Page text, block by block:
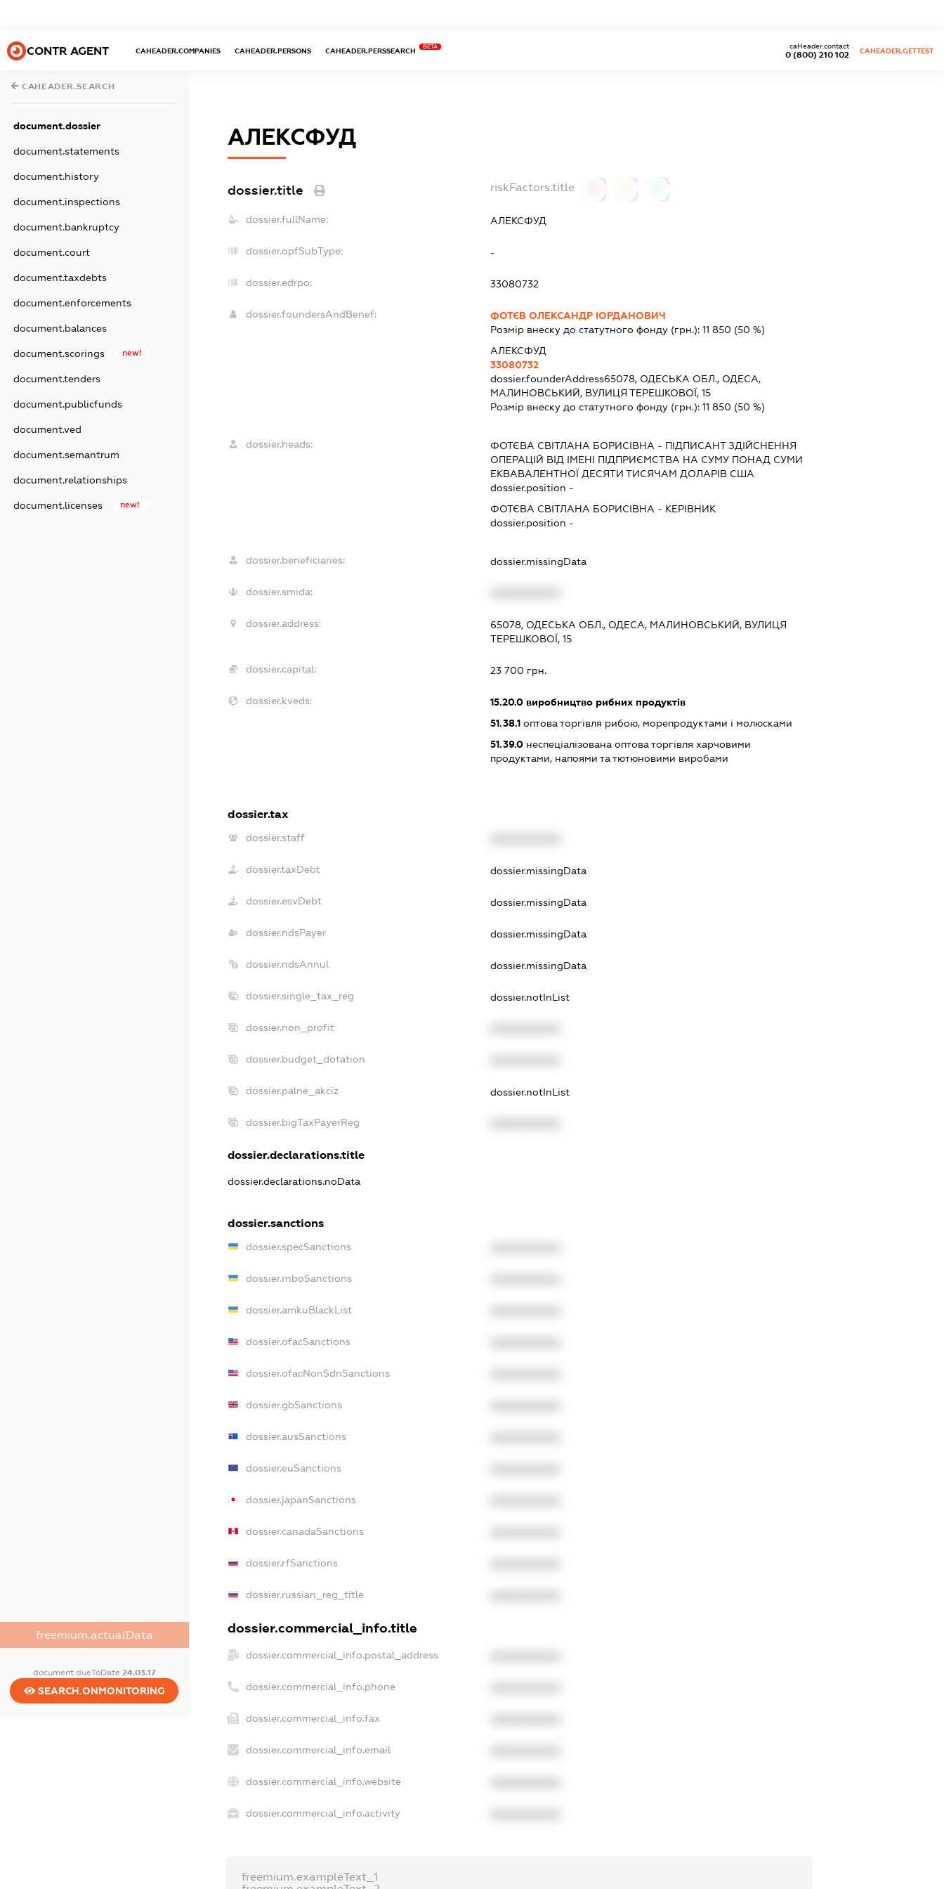
CONTR AGENT CAHEADER.COMPANIES CAHEADER.PERSONS CAHEADER.PERSSEARCH
BETA
0 (800) 210 102
caHeader.contact
CAHEADER.GETTEST
CAHEADER.SEARCH
document.dossier
document.statements
document.history
document.inspections
document.bankruptcy
document.court
document.taxdebts
document.enforcements
document.balances
document.scorings new!
document.tenders
document.publicfunds
document.ved
document.semantrum
document.relationships
document.licenses new!
freemium.actualData
document.dueToDate 24.03.17
SEARCH.ONMONITORING
АЛЕКСФУД
dossier.title riskFactors.title
dossier.fullName: АЛЕКСФУД
dossier.opfSubType: -
dossier.edrpo: 33080732
dossier.foundersAndBenef:
ФОТЄВ ОЛЕКСАНДР ІОРДАНОВИЧ
Розмір внеску до статутного фонду (грн.): 11 850 (50 %)
АЛЕКСФУД
33080732
dossier.founderAddress65078, ОДЕСЬКА ОБЛ., ОДЕСА,
МАЛИНОВСЬКИЙ, ВУЛИЦЯ ТЕРЕШКОВОЇ, 15
Розмір внеску до статутного фонду (грн.): 11 850 (50 %)
dossier.heads: ФОТЄВА СВІТЛАНА БОРИСІВНА - ПІДПИСАНТЗДІЙСНЕННЯ
ОПЕРАЦІЙ ВІД ІМЕНІ ПІДПРИЄМСТВА НА СУМУ ПОНАД СУМИ
ЕКВАВАЛЕНТНОЇ ДЕСЯТИ ТИСЯЧАМ ДОЛАРІВ США
dossier.position -
ФОТЄВА СВІТЛАНА БОРИСІВНА - КЕРІВНИК
dossier.position -
dossier.beneficiaries: dossier.missingData
dossier.smida:
dossier.address:
65078, ОДЕСЬКА ОБЛ., ОДЕСА, МАЛИНОВСЬКИЙ, ВУЛИЦЯ
ТЕРЕШКОВОЇ, 15
dossier.capital: 23 700 грн.
dossier.kveds: 15.20.0виробництво рибних продуктів
51.38.1оптова торгівля рибою, морепродуктами і молюсками
51.39.0неспеціалізована оптова торгівля харчовими
продуктами, напоями та тютюновими виробами
dossier.tax
dossier.staff
dossier.taxDebt dossier.missingData
dossier.esvDebt dossier.missingData
dossier.ndsPayer dossier.missingData
dossier.ndsAnnul dossier.missingData
dossier.single_tax_reg dossier.notInList
dossier.non_profit
dossier.budget_dotation
dossier.palne_akciz dossier.notInList
dossier.bigTaxPayerReg
dossier.declarations.title
dossier.declarations.noData
dossier.sanctions
dossier.specSanctions
dossier.rnboSanctions
dossier.amkuBlackList
dossier.ofacSanctions
dossier.ofacNonSdnSanctions
dossier.gbSanctions
dossier.ausSanctions
dossier.euSanctions
dossier.japanSanctions
dossier.canadaSanctions
dossier.rfSanctions
dossier.russian_reg_title
dossier.commercial_info.title
dossier.commercial_info.postal_address
dossier.commercial_info.phone
dossier.commercial_info.fax
dossier.commercial_info.email
dossier.commercial_info.website
dossier.commercial_info.activity
freemium.exampleText_1